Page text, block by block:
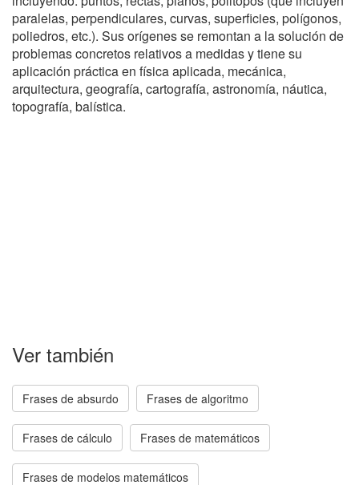
paralelas, perpendiculares, curvas, superficies, polígonos,
poliedros, etc.). Sus orígenes se remontan a la solución de
problemas concretos relativos a medidas y tiene su
aplicación práctica en física aplicada, mecánica,
arquitectura, geografía, cartografía, astronomía, náutica,
topografía, balística.
Ver también
Frases de absurdo Frases de algoritmo
Frases de cálculo Frases de matemáticos
Frases de modelos matemáticos